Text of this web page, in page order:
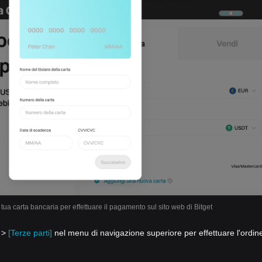
tua carta bancaria per effettuare il pagamento sul sito web di Bitget
[Terze parti] nel menu di navigazione superiore per effettuare